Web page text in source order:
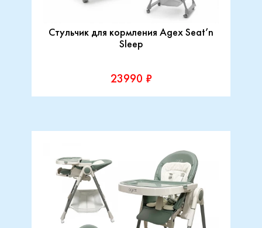
Стульчик для кормления Agex Seat’n
Sleep
23990 ₽